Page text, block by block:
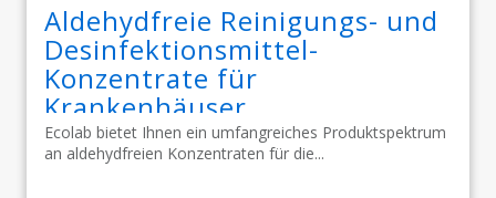
Aldehydfreie Reinigungs- und
Desinfektionsmittel-
Konzentrate für
Krankenhäuser
Ecolab bietet Ihnen ein umfangreiches Produktspektrum
an aldehydfreien Konzentraten für die...